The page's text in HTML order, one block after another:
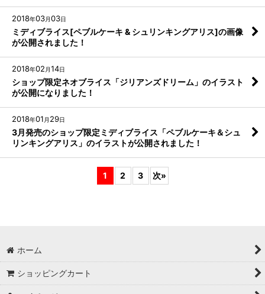
2018年03月03日
ミディブライス[ペブルケーキ & シュリンキングアリス]の画像
が公開されました！
2018年02 月14日
ショップ限定ネオブライス「ジリアンズドリーム」のイラスト
が公開になりました！
2018年01 月 29日
3月発売のショップ限定ミディブライス「ペブルケーキ＆シュ
リンキングアリス」のイラストが公開されました！
1 2 3 次»
ホーム
ショッピングカート